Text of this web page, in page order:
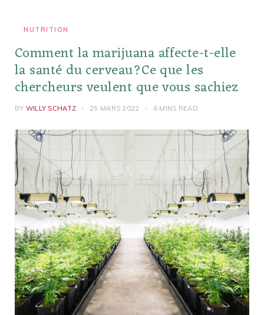
NUTRITION
Comment la marijuana affecte-t-elle
la santé du cerveau?Ce que les
chercheurs veulent que vous sachiez
BY WILLY SCHATZ 25 MARS 2022 6 MINS READ